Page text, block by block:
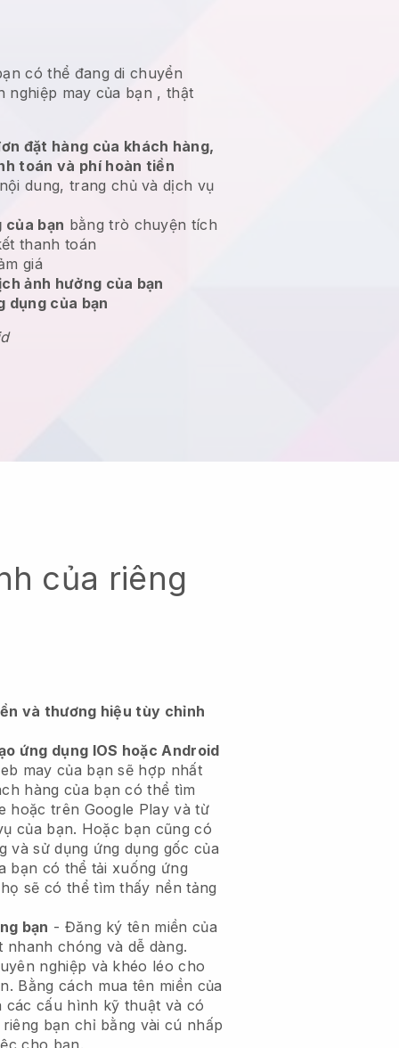
có thể đang di chuyển
nghiệp may của bạn , thật
đặt hàng của khách hàng,
toán và phí hoàn tiền
dung, trang chủ và dịch vụ
của bạn bằng trò chuyện tích
thanh toán
giá
ảnh hưởng của bạn
dụng của bạn
của riêng
và thương hiệu tùy chỉnh
ứng dụng IOS hoặc Android
may của bạn sẽ hợp nhất
hàng của bạn có thể tìm
hoặc trên Google Play và từ
của bạn. Hoặc bạn cũng có
và sử dụng ứng dụng gốc của
bạn có thể tải xuống ứng
sẽ có thể tìm thấy nền tảng
bạn - Đăng ký tên miền của
chóng và dễ dàng.
nghiệp và khéo léo cho
Bằng cách mua tên miền của
cấu hình kỹ thuật và có
bạn chỉ bằng vài cú nhấp
cho bạn.